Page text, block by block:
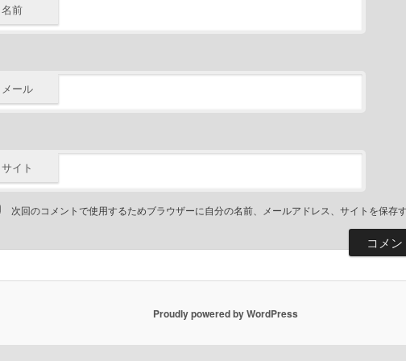
名前
メール
サイト
次回のコメントで使用するためブラウザーに自分の名前、メールアドレス、サイトを保存
Proudly powered by WordPress